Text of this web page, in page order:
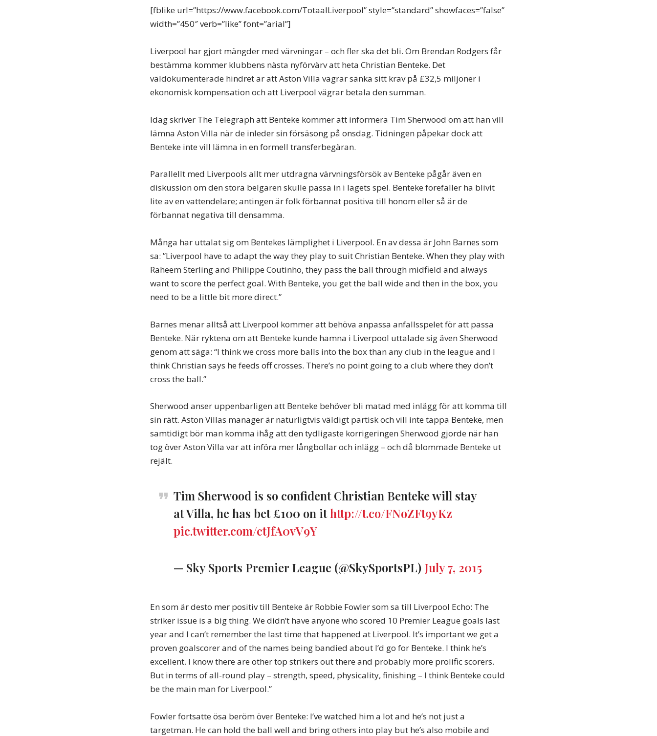
[fblike url=”https://www.facebook.com/TotaalLiverpool” style=”standard” showfaces=”false”
width=”450″ verb=”like” font=”arial”]
Liverpool har gjort mängder med värvningar – och fler ska det bli. Om Brendan Rodgers får
bestämma kommer klubbens nästa nyförvärv att heta Christian Benteke. Det
väldokumenterade hindret är att Aston Villa vägrar sänka sitt krav på £32,5 miljoner i
ekonomisk kompensation och att Liverpool vägrar betala den summan.
Idag skriver The Telegraph att Benteke kommer att informera Tim Sherwood om att han vill
lämna Aston Villa när de inleder sin försäsong på onsdag. Tidningen påpekar dock att
Benteke inte vill lämna in en formell transferbegäran.
Parallellt med Liverpools allt mer utdragna värvningsförsök av Benteke pågår även en
diskussion om den stora belgaren skulle passa in i lagets spel. Benteke förefaller ha blivit
lite av en vattendelare; antingen är folk förbannat positiva till honom eller så är de
förbannat negativa till densamma.
Många har uttalat sig om Bentekes lämplighet i Liverpool. En av dessa är John Barnes som
sa: ”Liverpool have to adapt the way they play to suit Christian Benteke. When they play with
Raheem Sterling and Philippe Coutinho, they pass the ball through midfield and always
want to score the perfect goal. With Benteke, you get the ball wide and then in the box, you
need to be a little bit more direct.”
Barnes menar alltså att Liverpool kommer att behöva anpassa anfallsspelet för att passa
Benteke. När ryktena om att Benteke kunde hamna i Liverpool uttalade sig även Sherwood
genom att säga: “I think we cross more balls into the box than any club in the league and I
think Christian says he feeds off crosses. There’s no point going to a club where they don’t
cross the ball.”
Sherwood anser uppenbarligen att Benteke behöver bli matad med inlägg för att komma till
sin rätt. Aston Villas manager är naturligtvis väldigt partisk och vill inte tappa Benteke, men
samtidigt bör man komma ihåg att den tydligaste korrigeringen Sherwood gjorde när han
tog över Aston Villa var att införa mer långbollar och inlägg – och då blommade Benteke ut
rejält.
Tim Sherwood is so confident Christian Benteke will stay
at Villa, he has bet £100 on ithttp://t.co/FNoZFt9yKz
pic.twitter.com/ctJfA0vV9Y
— Sky Sports Premier League (@SkySportsPL) July 7, 2015
En som är desto mer positiv till Benteke är Robbie Fowler som sa till Liverpool Echo: The
striker issue is a big thing. We didn’t have anyone who scored 10 Premier League goals last
year and I can’t remember the last time that happened at Liverpool. It’s important we get a
proven goalscorer and of the names being bandied about I’d go for Benteke. I think he’s
excellent. I know there are other top strikers out there and probably more prolific scorers.
But in terms of all-round play – strength, speed, physicality, finishing – I think Benteke could
be the main man for Liverpool.”
Fowler fortsatte ösa beröm över Benteke: I’ve watched him a lot and he’s not just a
targetman. He can hold the ball well and bring others into play but he’s also mobile and